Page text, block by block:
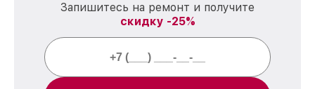
Запишитесь на ремонт и получите
скидку -25%